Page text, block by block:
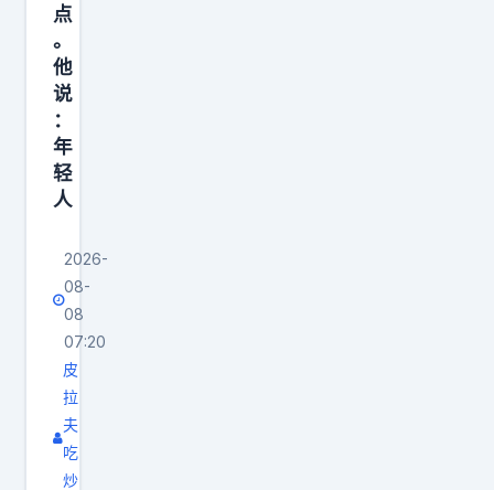
定
犯
了
错
还
有
没
下
一
次
机
会
。
点
。
他
说
：
年
轻
人
2026-
08-
08
07:20
皮
拉
夫
吃
炒